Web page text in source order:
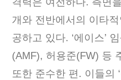
개와 전반에서의 이타
공하고 있다. ‘에이스’
(AMF), 허용준(FW) 등
또한 준수한 편. 이들의